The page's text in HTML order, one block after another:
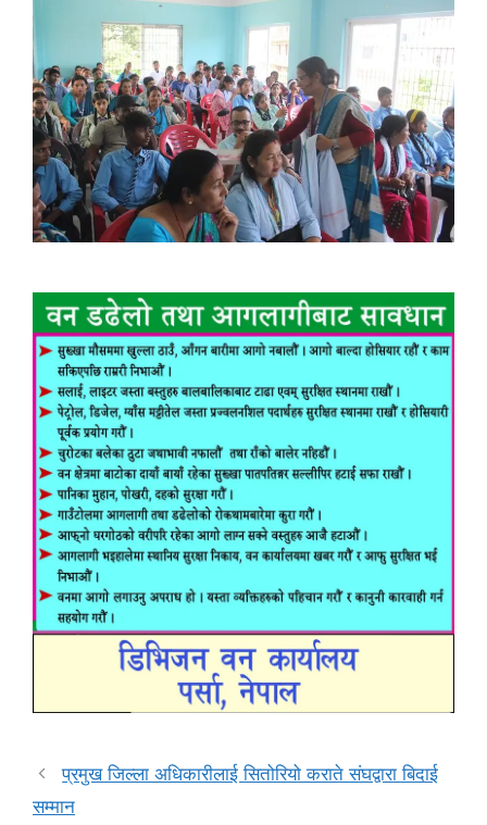
प्रमुख जिल्ला अधिकारीलाई सितोरियो कराते संघद्वारा बिदाई
सम्मान